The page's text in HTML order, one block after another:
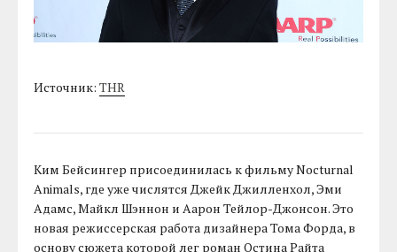
Источник:THR
Ким Бейсингер присоединилась к фильму Nocturnal
Animals, где уже числятся Джейк Джилленхол, Эми
Адамс, Майкл Шэннон и Аарон Тейлор-Джонсон. Это
новая режиссерская работа дизайнера Тома Форда, в
основу сюжета которой лег роман Остина Райта